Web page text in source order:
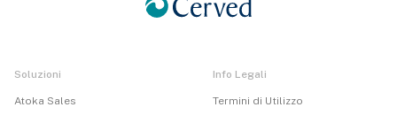
Soluzioni
Atoka Sales
Info Legali
Termini di Utilizzo